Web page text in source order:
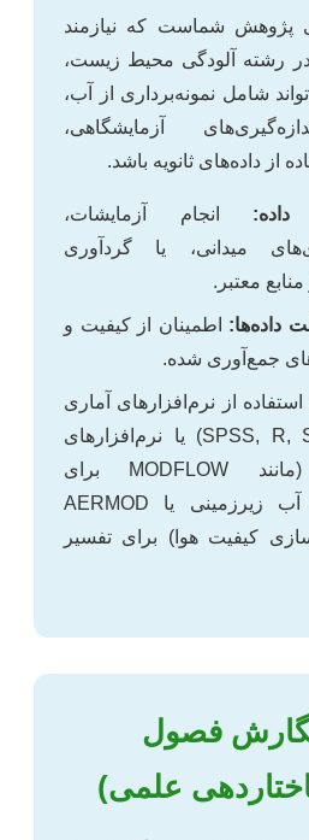
پژوهش شماست که نیازمند
رشته آلودگی محیط زیست،
شامل نمونه‌برداری از آب،
آزمایشگاهی،
از داده‌های ثانویه باشد.
انجام آزمایشات،
میدانی، یا گردآوری
معتبر.
داده‌ها: اطمینان از کیفیت و
جمع‌آوری شده.
استفاده از نرم‌افزارهای آماری
(مانند SPSS, R, SAS) یا نرم‌افزارهای
تخصصی (مانند MODFLOW برای
مدل‌سازی آب زیرزمینی یا AERMOD
کیفیت هوا) برای تفسیر
فصول
علمی)